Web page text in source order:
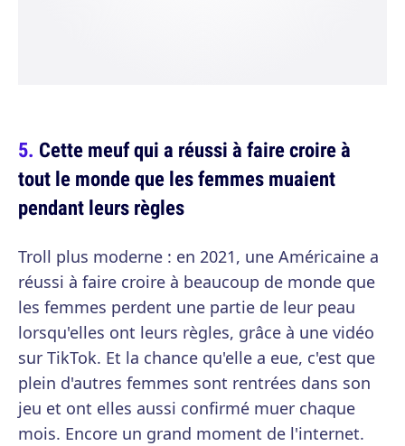
Cette meuf qui a réussi à faire croire à
tout le monde que les femmes muaient
pendant leurs règles
Troll plus moderne : en 2021, une Américaine a
réussi à faire croire à beaucoup de monde que
les femmes perdent une partie de leur peau
lorsqu'elles ont leurs règles, grâce à une vidéo
sur TikTok. Et la chance qu'elle a eue, c'est que
plein d'autres femmes sont rentrées dans son
jeu et ont elles aussi confirmé muer chaque
mois. Encore un grand moment de l'internet.